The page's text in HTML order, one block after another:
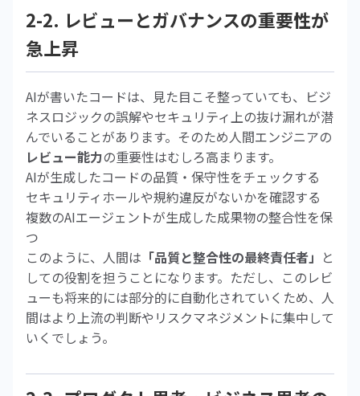
2-2. レビューとガバナンスの重要性が
急上昇
AIが書いたコードは、見た目こそ整っていても、ビジ
ネスロジックの誤解やセキュリティ上の抜け漏れが潜
んでいることがあります。そのため人間エンジニアの
レビュー能力の重要性はむしろ高まります。
AIが生成したコードの品質・保守性をチェックする
セキュリティホールや規約違反がないかを確認する
複数のAIエージェントが生成した成果物の整合性を保
つ
このように、人間は 「品質と整合性の最終責任者」 と
しての役割を担うことになります。ただし、このレビ
ューも将来的には部分的に自動化されていくため、人
間はより上流の判断やリスクマネジメントに集中して
いくでしょう。